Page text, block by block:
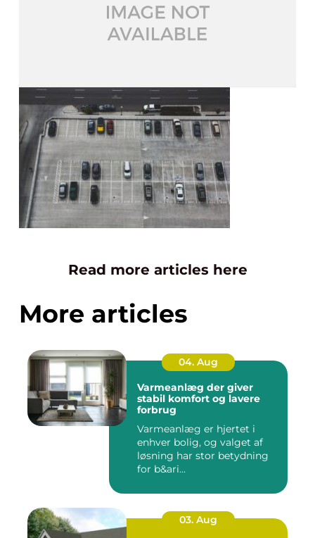
Read more articles here
More articles
04. Aug
Varmeanlæg der giver
stabil komfort og lavere
forbrug
Varmeanlæg er hjertet i
enhver bolig, og valget af
løsning har stor betydning
for b&ari...
03. Aug